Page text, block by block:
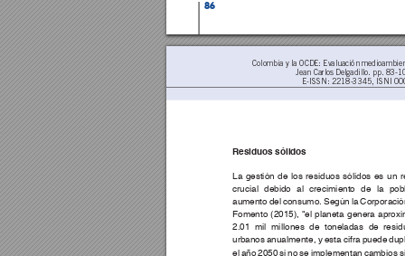
86
Colombia y la OCDE: Evaluación
Jean Carlos Delgadillo. pp. 83-
E-ISSN: 2218-3345, ISNI
Residuos sólidos
La gestión de los residuos sólidos es un
crucial debido al crecimiento de la
aumento del consumo. Según la
Fomento (2015), “el planeta genera
2.01 mil millones de toneladas de
urbanos anualmente, y esta cifra puede
el año 2050 si no se implementan cambios